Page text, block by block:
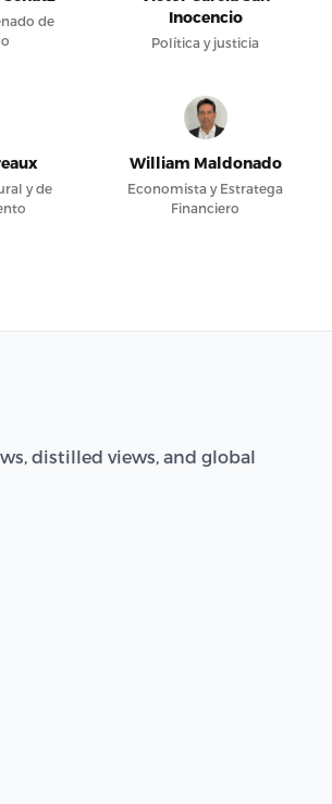
de
Inocencio
Política y justicia
y de
William Maldonado
Economista y Estratega
Financiero
distilled views, and global